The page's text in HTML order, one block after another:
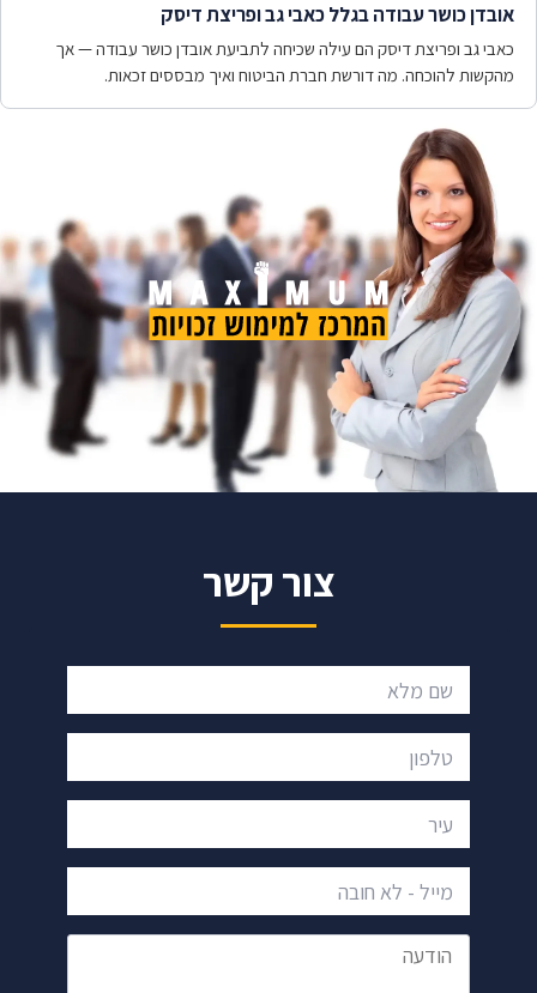
אובדן כושר עבודה בגלל כאבי גב ופריצת דיסק
כאבי גב ופריצת דיסק הם עילה שכיחה לתביעת אובדן כושר עבודה — אך
מהקשות להוכחה. מה דורשת חברת הביטוח ואיך מבססים זכאות.
צור קשר
שם מלא
טלפון
עיר
מייל - לא חובה
הודעה